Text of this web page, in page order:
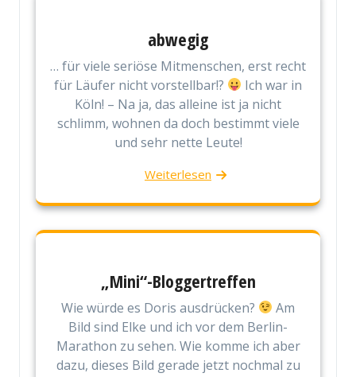
abwegig
… für viele seriöse Mitmenschen, erst recht
für Läufer nicht vorstellbar!?
Ich war in
Köln! – Na ja, das alleine ist ja nicht
schlimm, wohnen da doch bestimmt viele
und sehr nette Leute!
Weiterlesen
„Mini“-Bloggertreffen
Wie würde es Doris ausdrücken?
Am
Bild sind Elke und ich vor dem Berlin-
Marathon zu sehen. Wie komme ich aber
dazu, dieses Bild gerade jetzt nochmal zu